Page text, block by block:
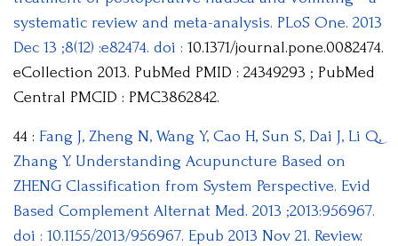
systematic review and meta-analysis. PLoS One. 2013
Dec 13 ;8(12) :e82474. doi : 10.1371/journal.pone.0082474.
eCollection 2013. PubMed PMID : 24349293 ; PubMed
Central PMCID : PMC3862842.
44 : Fang J, Zheng N, Wang Y, Cao H, Sun S, Dai J, Li Q,
Zhang Y. Understanding Acupuncture Based on
ZHENG Classification from System Perspective. Evid
Based Complement Alternat Med. 2013 ;2013:956967.
doi : 10.1155/2013/956967. Epub 2013 Nov 21. Review.